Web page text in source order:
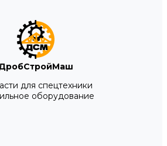
для спецтехники
оборудование